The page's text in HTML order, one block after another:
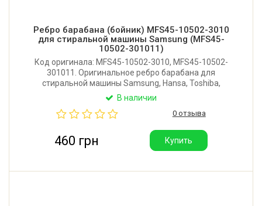
Ребро барабана (бойник) MFS45-10502-3010
для стиральной машины Samsung (MFS45-
10502-301011)
Код оригинала: MFS45-10502-3010, MFS45-10502-
301011. Оригинальное ребро барабана для
стиральной машины Samsung, Hansa, Toshiba,
Amica, Midea, Elenberg, Brandt, Fagor, OK, PRIME
Крепление: 4 защелки и 2 отверстия под саморезы.
В наличии
0 отзыва
460 грн Купить